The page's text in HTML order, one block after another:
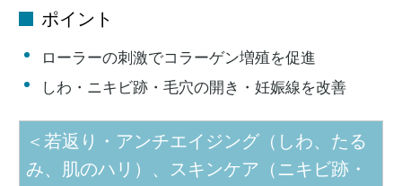
ポイント
ローラーの刺激でコラーゲン増殖を促進
しわ・ニキビ跡・毛穴の開き・妊娠線を改善
＜若返り・アンチエイジング（しわ、たる
み、肌のハリ）、スキンケア（ニキビ跡・